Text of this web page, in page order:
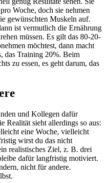
Woche, doch sie nehmen
gewünschten Muskeln auf.
ist vermutlich die Ernährung
müssen. Es gilt das 80-20-
möchtest, dann macht
das Training 20%. Beim
zu essen, es geht darum, das
und Kollegen dafür
Realität sieht allerdings so aus:
eine Woche, vielleicht
wirst du das nicht
realistisches Ziel, z. B. drei
dafür langfristig motiviert.
nicht für andere.